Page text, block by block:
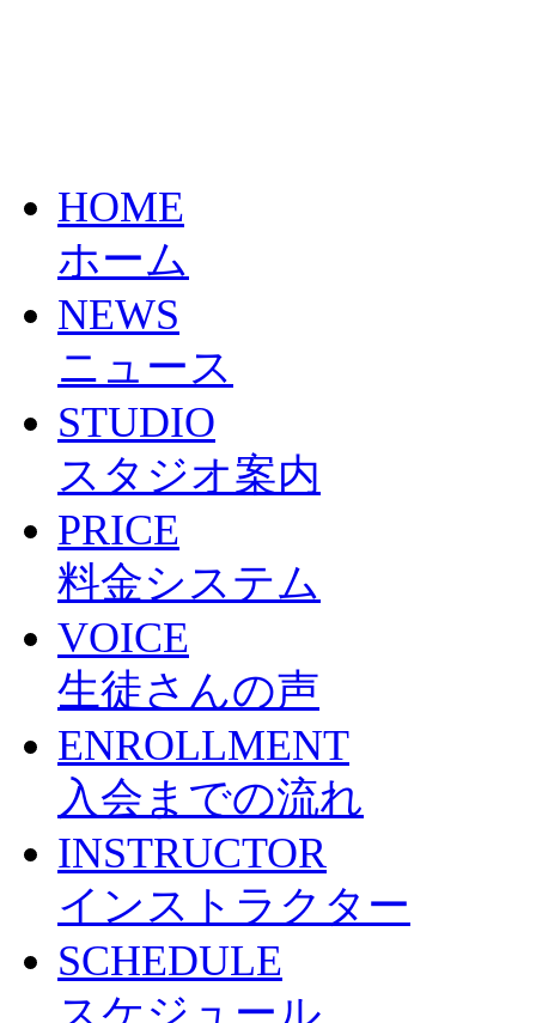
HOME
ホーム
NEWS
ニュース
STUDIO
スタジオ案内
PRICE
料金システム
VOICE
生徒さんの声
ENROLLMENT
入会までの流れ
INSTRUCTOR
インストラクター
SCHEDULE